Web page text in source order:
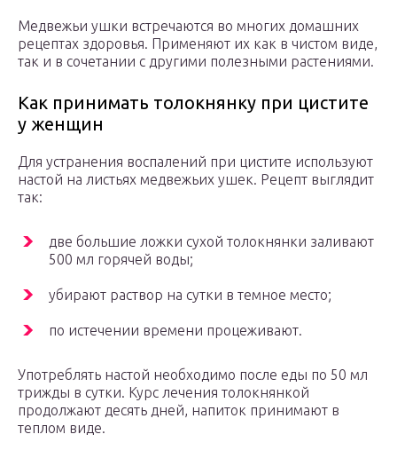
Медвежьи ушки встречаются во многих домашних
рецептах здоровья. Применяют их как в чистом виде,
так и в сочетании с другими полезными растениями.
Как принимать толокнянку при цистите
у женщин
Для устранения воспалений при цистите используют
настой на листьях медвежьих ушек. Рецепт выглядит
так:
две большие ложки сухой толокнянки заливают
500 мл горячей воды;
убирают раствор на сутки в темное место;
по истечении времени процеживают.
Употреблять настой необходимо после еды по 50 мл
трижды в сутки. Курс лечения толокнянкой
продолжают десять дней, напиток принимают в
теплом виде.